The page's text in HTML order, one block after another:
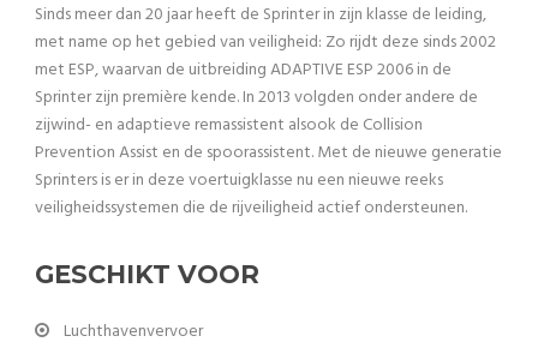
Sinds meer dan 20 jaar heeft de Sprinter in zijn klasse de leiding,
met name op het gebied van veiligheid: Zo rijdt deze sinds 2002
met ESP, waarvan de uitbreiding ADAPTIVE ESP 2006 in de
Sprinter zijn première kende. In 2013 volgden onder andere de
zijwind- en adaptieve remassistent alsook de Collision
Prevention Assist en de spoorassistent. Met de nieuwe generatie
Sprinters is er in deze voertuigklasse nu een nieuwe reeks
veiligheidssystemen die de rijveiligheid actief ondersteunen.
GESCHIKT VOOR
Luchthavenvervoer